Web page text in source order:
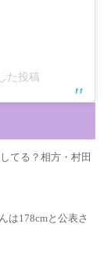
た投稿
てる？相方・村田
は178cmと公表さ